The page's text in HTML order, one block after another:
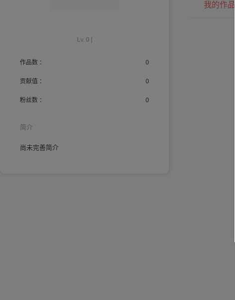
Lv. 0 |
作品数 ： 0
贡献值 ： 0
粉丝数 ： 0
简介
尚未完善简介
我的作品